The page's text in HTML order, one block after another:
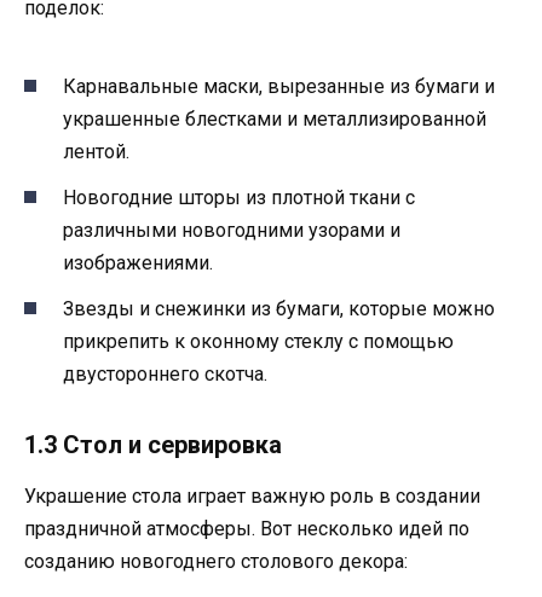
поделок:
Карнавальные маски, вырезанные из бумаги и
украшенные блестками и металлизированной
лентой.
Новогодние шторы из плотной ткани с
различными новогодними узорами и
изображениями.
Звезды и снежинки из бумаги, которые можно
прикрепить к оконному стеклу с помощью
двустороннего скотча.
1.3 Стол и сервировка
Украшение стола играет важную роль в создании
праздничной атмосферы. Вот несколько идей по
созданию новогоднего столового декора: